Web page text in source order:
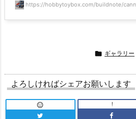
https://hobbytoybox.com/buildnote/
 ギャラリー
よろしければシェアお願いします
 !